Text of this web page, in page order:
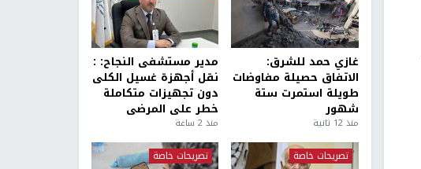
غازي حمد للشرق:
الاتفاق حصيلة مفاوضات
طويلة استمرت ستة
شهور
منذ 12 ثانية
مدير مستشفى النجاح: :
نقل أجهزة غسيل الكلى
دون تجهيزات متكاملة
خطر على المرضى
منذ 2 ساعة
تصريحات خاصة تصريحات خاصة